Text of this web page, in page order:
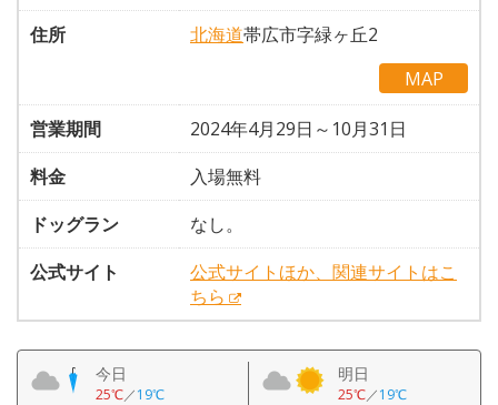
住所
北海道帯広市字緑ヶ丘2
MAP
営業期間
2024年4月29日～10月31日
料金
入場無料
ドッグラン
なし。
公式サイト
公式サイトほか、関連サイトはこ
ちら
今日
25℃／19℃
明日
25℃／19℃